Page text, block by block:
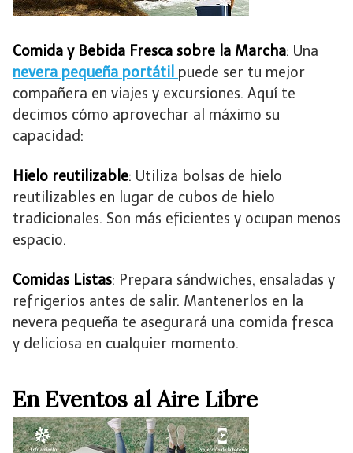
Comida y Bebida Fresca sobre la Marcha: Una
nevera pequeña portátil puede ser tu mejor
compañera en viajes y excursiones. Aquí te
decimos cómo aprovechar al máximo su
capacidad:
Hielo reutilizable: Utiliza bolsas de hielo
reutilizables en lugar de cubos de hielo
tradicionales. Son más eficientes y ocupan menos
espacio.
Comidas Listas: Prepara sándwiches, ensaladas y
refrigerios antes de salir. Mantenerlos en la
nevera pequeña te asegurará una comida fresca
y deliciosa en cualquier momento.
En Eventos al Aire Libre